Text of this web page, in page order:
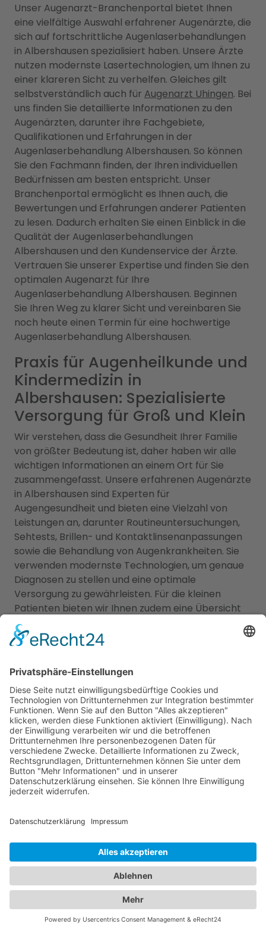
Unser Augenarzt-Branchenportal bietet Ihnen
eine vielfältige Auswahl erfahrener Augenärzte, die
sich auf fortschrittliche Augenlaserbehandlungen
in Albershausen spezialisiert haben. Unsere Ärzte
nutzen modernste Lasertechnologien, um Ihnen zu
einer klareren Sicht zu verhelfen. Gleiches gilt
selbstverständlich auch für Augenarzt Uhingen. Bei
uns finden Sie detaillierte Informationen zu den
Augenärzten, darunter ihre Fachgebiete,
Qualifikationen und Erfahrungen in der
Augenlaserbehandlung Albershausen. So können
Sie den Fachmann finden, der Ihren individuellen
Bedürfnissen am besten entspricht. Unser
Branchenportal ermöglicht es Ihnen auch, die
Bewertungen und Erfahrungen anderer Patienten
zu lesen. Dadurch erhalten Sie einen Einblick in die
Qualität der Augenlaserbehandlungen
Albershausen und den Kundenservice der Ärzte.
Vertrauen Sie unserer Expertise und finden Sie den
optimalen Augenarzt für Ihre
Augenlaserbehandlung Albershausen. Beginnen
Sie Ihren Weg zu klarer Sicht und vereinbaren Sie
noch heute einen Termin für eine hochwertige
Augenlaserbehandlung Albershausen.
Praxis für Augenheilkunde und
Kindermedizin in
Albershausen: Spezialisierte
Versorgung für Groß und Klein
Wir verstehen, dass die Gesundheit Ihrer Familie
von größter Bedeutung ist, daher haben wir alle
wichtigen Informationen an einem Ort für Sie
zusammengefasst. Unsere erfahrenen Augenärzte
in Albershausen sind Experten für
Augengesundheit und bieten eine Vielzahl von
Leistungen an, darunter Routineuntersuchungen,
Sehtests, Brillen- und Kontaktlinsenanpassungen
sowie die Behandlung von Augenkrankheiten. Sie
verwenden modernste Technologien, um genaue
Diagnosen zu stellen und eine optimale
Versorgung zu gewährleisten. Für die kleinen
Patienten bieten wir Ihnen zudem eine Übersicht
an qualifizierten Kinderärzten in Albershausen, die
sich umfassend um das Wohlergehen Ihrer Kinder
Impfungen bis hin zur Behandlung von
Kinderkrankheiten stehen sie Ihnen mit ihrer
Expertise zur Seite. Vertrauen Sie auf unser
Branchenportal, um den bestenKinderarzt
Albershausenzu finden. Wir bieten Ihnen
detaillierte Informationen zu den Ärzten, ihren
Fachgebieten, Öffnungszeiten und Standorten.
Sorgen Sie für die Gesundheit Ihrer Familie, indem
Sie die besten medizinischen Fachkräfte für
Augen- und Kinderheilkunde in Albershausen
Jetzt Augenarzt finden!